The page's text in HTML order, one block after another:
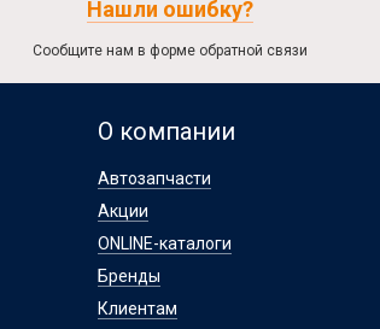
Нашли ошибку?
Сообщите нам в форме обратной связи
О компании
Автозапчасти
Акции
ONLINE-каталоги
Бренды
Клиентам